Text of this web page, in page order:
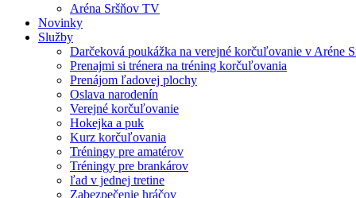
Aréna Sršňov TV
Novinky
Služby
Darčeková poukážka na verejné korčuľovanie v Aréne
Prenajmi si trénera na tréning korčuľovania
Prenájom ľadovej plochy
Oslava narodenín
Verejné korčuľovanie
Hokejka a puk
Kurz korčuľovania
Tréningy pre amatérov
Tréningy pre brankárov
ľad v jednej tretine
Zabezpečenie hráčov